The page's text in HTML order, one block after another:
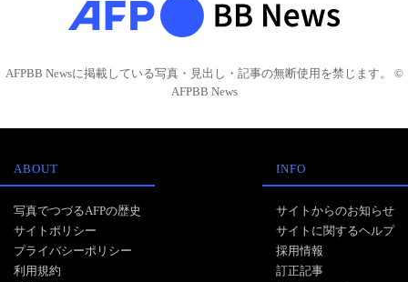
AFPBB Newsに掲載している写真・見出し・記事の無断使用を禁じます。 ©
AFPBB News
ABOUT
写真でつづるAFPの歴史
サイトポリシー
プライバシーポリシー
利用規約
INFO
サイトからのお知らせ
サイトに関するヘルプ
採用情報
訂正記事